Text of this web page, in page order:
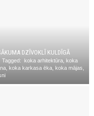
DZĪVOKLĪ KULDĪGĀ
Tagged: koka arhitektūra
koka
, koka karkasa ēka, koka mājas